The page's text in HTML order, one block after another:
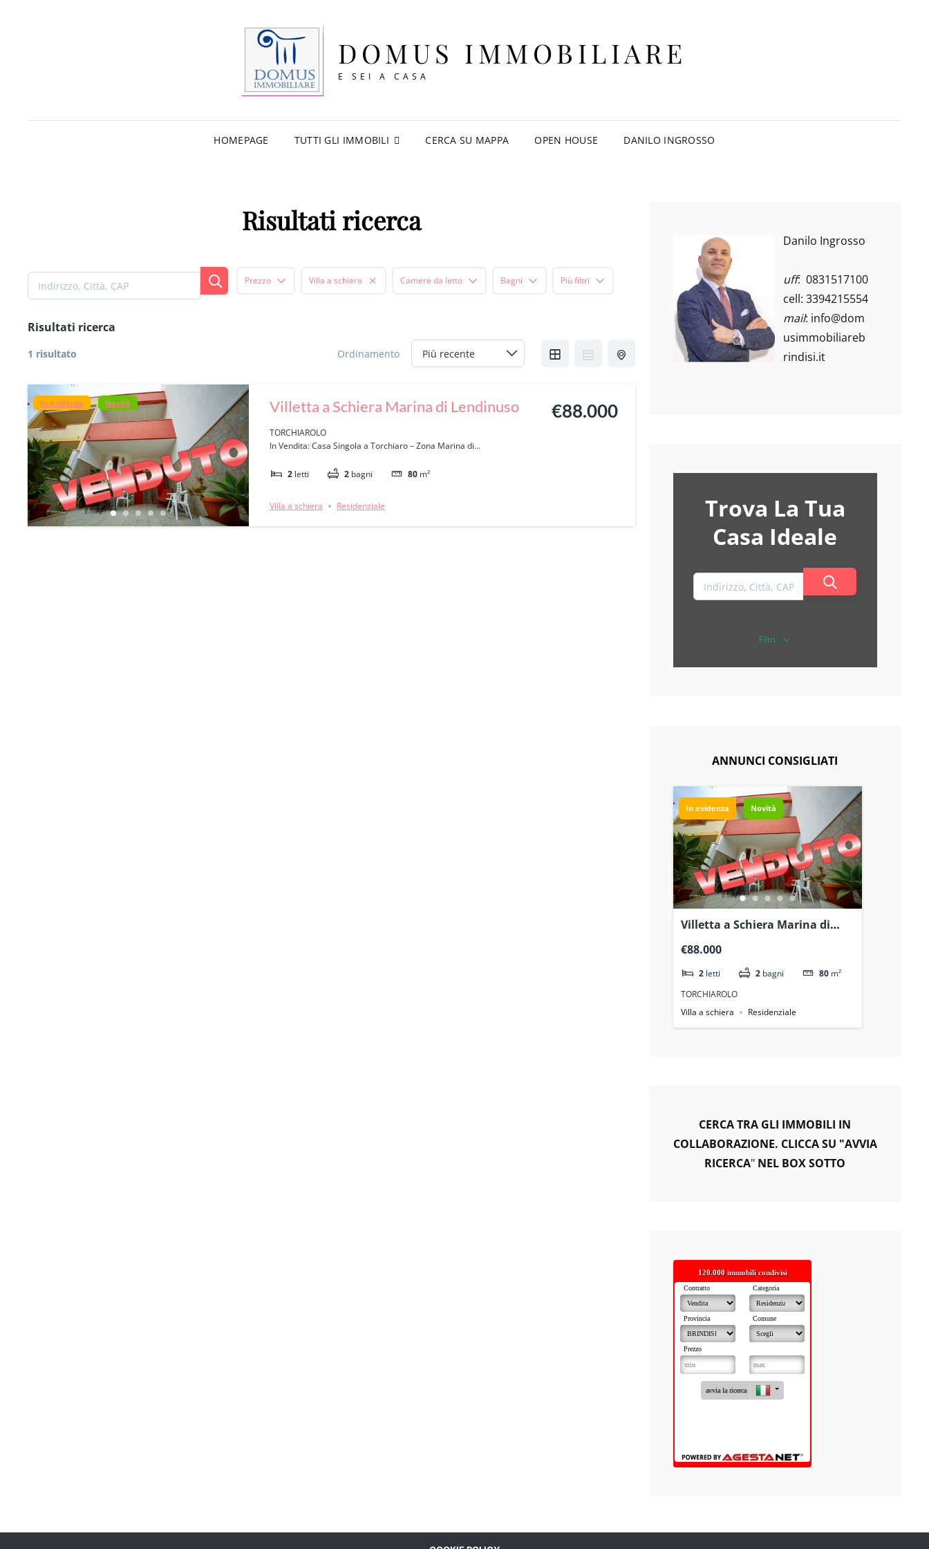
DOMUS IMMOBILIARE
E SEI A CASA
HOMEPAGE TUTTI GLI IMMOBILI CERCA SU MAPPA OPEN HOUSE DANILO INGROSSO
Risultati ricerca
Prezzo Villa a schiera Camere da letto Bagni Più filtri
Risultati ricerca
1 risultato Ordinamento
In evidenza Novità Villetta a Schiera Marina di Lendinuso
TORCHIAROLO
In Vendita: Casa Singola a Torchiaro – Zona Marina di...
2 letti 2 bagni 80 m²
€88.000
Villa a schiera Residenziale
Danilo Ingrosso
uff: 0831517100
cell: 3394215554
mail: info@dom
usimmobiliareb
rindisi.it
Trova La Tua
Casa Ideale
Filtri
ANNUNCI CONSIGLIATI
In evidenza Novità
Villetta a Schiera Marina di
€88.000
2 letti 2 bagni 80 m²
TORCHIAROLO
Villa a schiera
Residenziale
CERCA TRA GLI IMMOBILI IN
COLLABORAZIONE. CLICCA SU "AVVIA
RICERCA" NEL BOX SOTTO